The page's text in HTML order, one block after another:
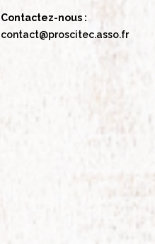
Contactez-nous :
contact@proscitec.asso.fr